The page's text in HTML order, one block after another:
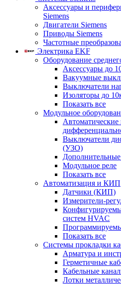
Аксессуары и
Siemens
Двигатели Siemens
Приводы Siemens
Частотные
Электрика EKF
Оборудование
Аксессуары до
Вакуумные
Выключатели
Изоляторы до
Показать все
Модульное
Выключатели
(УЗО)
Модульное реле
Показать все
Автоматизация и КИП
Датчики (КИП)
Измерители-
систем HVAC
Показать все
Системы прокладки
Арматура и
Герметичные
Кабельные
Лотки